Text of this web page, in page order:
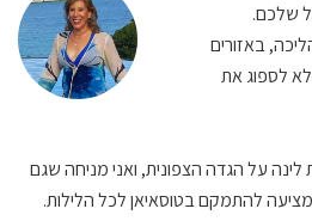
שלכם.
באזורים
נפלא לספוג את
על הגדה הצפונית, ואני מניחה שגם
להתמקם בטוסאיאן לכל הלילות.